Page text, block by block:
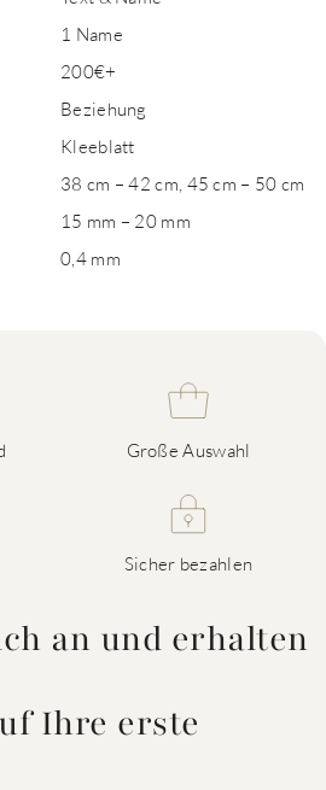
1 Name
200€+
Beziehung
Kleeblatt
38 cm – 42 cm, 45 cm – 50 cm
15 mm – 20 mm
0,4 mm
Große Auswahl
Sicher bezahlen
an und erhalten
Ihre erste